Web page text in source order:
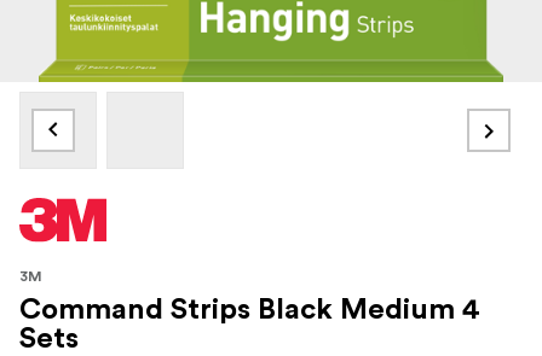
3M
Command Strips Black Medium 4
Sets